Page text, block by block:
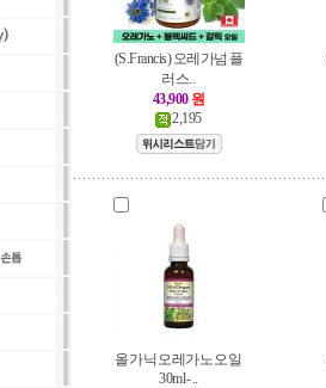
(S.Francis) 오레가넘 플
러스..
43,900 원
2,195
올가닉 오레가노 오일
30ml - ..